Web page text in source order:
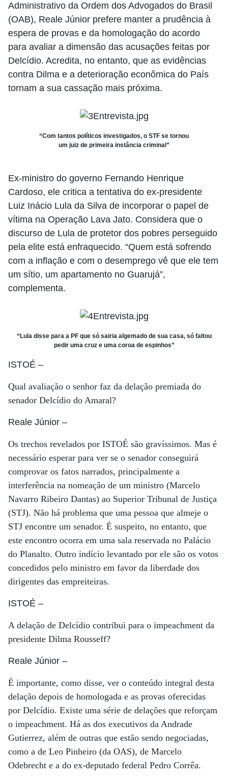
Administrativo da Ordem dos Advogados do Brasil
(OAB), Reale Júnior prefere manter a prudência à
espera de provas e da homologação do acordo
para avaliar a dimensão das acusações feitas por
Delcídio. Acredita, no entanto, que as evidências
contra Dilma e a deterioração econômica do País
tornam a sua cassação mais próxima.
“Com tantos políticos investigados, o STF se tornou
um juiz de primeira instância criminal”
Ex-ministro do governo Fernando Henrique
Cardoso, ele critica a tentativa do ex-presidente
Luiz Inácio Lula da Silva de incorporar o papel de
vítima na Operação Lava Jato. Considera que o
discurso de Lula de protetor dos pobres perseguido
pela elite está enfraquecido. “Quem está sofrendo
com a inflação e com o desemprego vê que ele tem
um sítio, um apartamento no Guarujá”,
complementa.
“Lula disse para a PF que só sairia algemado de sua casa, só faltou
pedir uma cruz e uma coroa de espinhos”
ISTOÉ –
Qual avaliação o senhor faz da delação premiada do
senador Delcídio do Amaral?
Reale Júnior –
Os trechos revelados por ISTOÉ são gravíssimos. Mas é
necessário esperar para ver se o senador conseguirá
comprovar os fatos narrados, principalmente a
interferência na nomeação de um ministro (Marcelo
Navarro Ribeiro Dantas) ao Superior Tribunal de Justiça
(STJ). Não há problema que uma pessoa que almeje o
STJ encontre um senador. É suspeito, no entanto, que
este encontro ocorra em uma sala reservada no Palácio
do Planalto. Outro indício levantado por ele são os votos
concedidos pelo ministro em favor da liberdade dos
dirigentes das empreiteiras.
ISTOÉ –
A delação de Delcídio contribui para o impeachment da
presidente Dilma Rousseff?
Reale Júnior –
É importante, como disse, ver o conteúdo integral desta
delação depois de homologada e as provas oferecidas
por Delcídio. Existe uma série de delações que reforçam
o impeachment. Há as dos executivos da Andrade
Gutierrez, além de outras que estão sendo negociadas,
como a de Leo Pinheiro (da OAS), de Marcelo
Odebrecht e a do ex-deputado federal Pedro Corrêa.